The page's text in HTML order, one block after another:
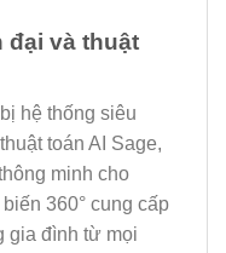
đại và thuật
hệ thống siêu
toán AI Sage,
minh cho
360° cung cấp
gia đình từ mọi